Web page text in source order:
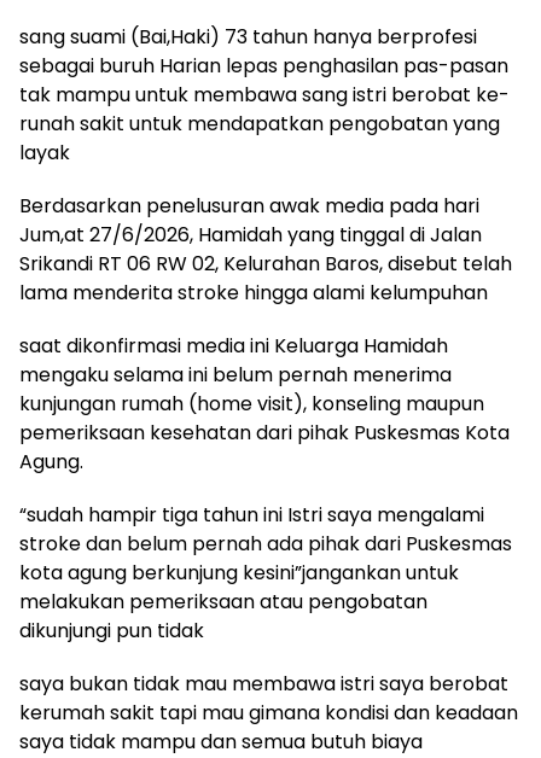
sang suami (Bai,Haki) 73 tahun hanya berprofesi
sebagai buruh Harian lepas penghasilan pas-pasan
tak mampu untuk membawa sang istri berobat ke-
runah sakit untuk mendapatkan pengobatan yang
layak
Berdasarkan penelusuran awak media pada hari
Jum,at 27/6/2026, Hamidah yang tinggal di Jalan
Srikandi RT 06 RW 02, Kelurahan Baros, disebut telah
lama menderita stroke hingga alami kelumpuhan
saat dikonfirmasi media ini Keluarga Hamidah
mengaku selama ini belum pernah menerima
kunjungan rumah (home visit), konseling maupun
pemeriksaan kesehatan dari pihak Puskesmas Kota
Agung.
“sudah hampir tiga tahun ini Istri saya mengalami
stroke dan belum pernah ada pihak dari Puskesmas
kota agung berkunjung kesini”jangankan untuk
melakukan pemeriksaan atau pengobatan
dikunjungi pun tidak
saya bukan tidak mau membawa istri saya berobat
kerumah sakit tapi mau gimana kondisi dan keadaan
saya tidak mampu dan semua butuh biaya